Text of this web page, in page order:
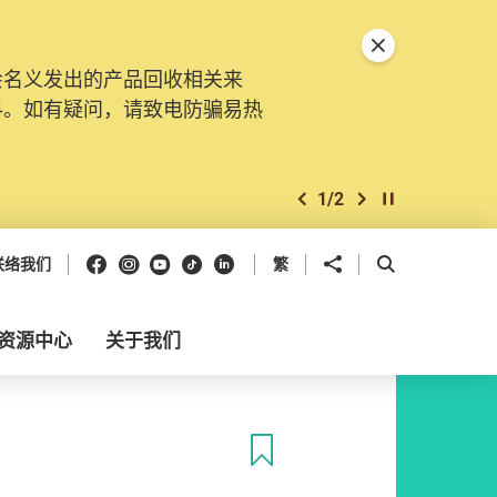
义发出的产品回收相关来
如有疑问，请致电防骗易热
上一个
1/2 下一个开始/暂停幻灯
关闭特別通告
络我们 Facebook
Instagram
Youtube
抖音领英 繁 分享到 开启搜寻框
源中心 关于我们